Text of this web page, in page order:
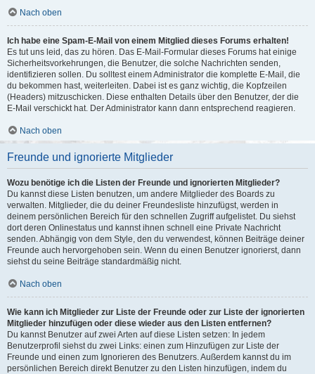
Nach oben
Ich habe eine Spam-E-Mail von einem Mitglied dieses Forums erhalten!
Es tut uns leid, das zu hören. Das E-Mail-Formular dieses Forums hat einige
Sicherheitsvorkehrungen, die Benutzer, die solche Nachrichten senden,
identifizieren sollen. Du solltest einem Administrator die komplette E-Mail, die
du bekommen hast, weiterleiten. Dabei ist es ganz wichtig, die Kopfzeilen
(Headers) mitzuschicken. Diese enthalten Details über den Benutzer, der die
E-Mail verschickt hat. Der Administrator kann dann entsprechend reagieren.
Nach oben
Freunde und ignorierte Mitglieder
Wozu benötige ich die Listen der Freunde und ignorierten Mitglieder?
Du kannst diese Listen benutzen, um andere Mitglieder des Boards zu
verwalten. Mitglieder, die du deiner Freundesliste hinzufügst, werden in
deinem persönlichen Bereich für den schnellen Zugriff aufgelistet. Du siehst
dort deren Onlinestatus und kannst ihnen schnell eine Private Nachricht
senden. Abhängig von dem Style, den du verwendest, können Beiträge deiner
Freunde auch hervorgehoben sein. Wenn du einen Benutzer ignorierst, dann
siehst du seine Beiträge standardmäßig nicht.
Nach oben
Wie kann ich Mitglieder zur Liste der Freunde oder zur Liste der ignorierten
Mitglieder hinzufügen oder diese wieder aus den Listen entfernen?
Du kannst Benutzer auf zwei Arten auf diese Listen setzen: In jedem
Benutzerprofil siehst du zwei Links: einen zum Hinzufügen zur Liste der
Freunde und einen zum Ignorieren des Benutzers. Außerdem kannst du im
persönlichen Bereich direkt Benutzer zu den Listen hinzufügen, indem du